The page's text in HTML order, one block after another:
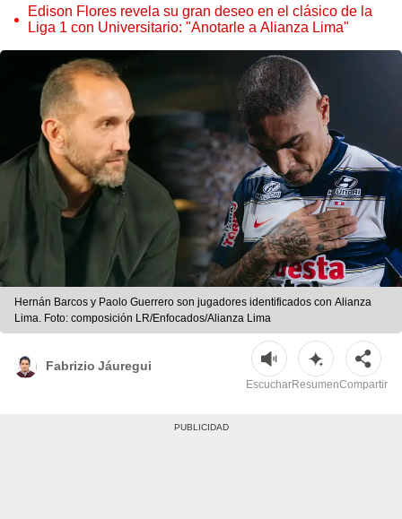
Edison Flores revela su gran deseo en el clásico de la
Liga 1 con Universitario: "Anotarle a Alianza Lima"
Hernán Barcos y Paolo Guerrero son jugadores identificados con Alianza
Lima. Foto: composición LR/Enfocados/Alianza Lima
Fabrizio Jáuregui
EscucharResumenCompartir